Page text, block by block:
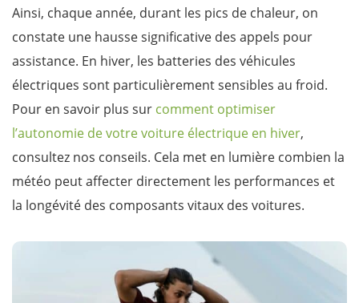
Ainsi, chaque année, durant les pics de chaleur, on
constate une hausse significative des appels pour
assistance. En hiver, les batteries des véhicules
électriques sont particulièrement sensibles au froid.
Pour en savoir plus sur comment optimiser
l’autonomie de votre voiture électrique en hiver,
consultez nos conseils. Cela met en lumière combien la
météo peut affecter directement les performances et
la longévité des composants vitaux des voitures.